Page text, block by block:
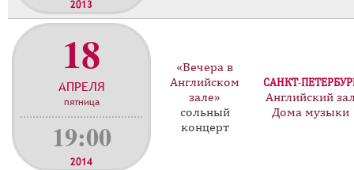
о
2013
18
АПРЕЛЯ
пятница
19:00
2014
«Вечера в
Английском
зале»
сольный
концерт
САНКТ-
Английский
Дома музыки